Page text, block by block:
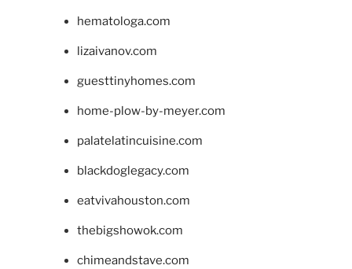
hematologa.com
lizaivanov.com
guesttinyhomes.com
home-plow-by-meyer.com
palatelatincuisine.com
blackdoglegacy.com
eatvivahouston.com
thebigshowok.com
chimeandstave.com